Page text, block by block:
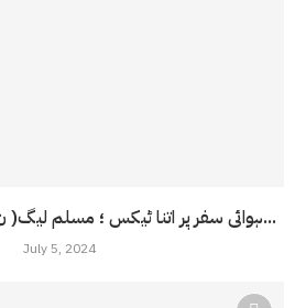
ہوائی سفر پر اتنا ٹیکس ؛ مسلم لیگ( ن) اوورسیز رہنما سخت...
July 5, 2024